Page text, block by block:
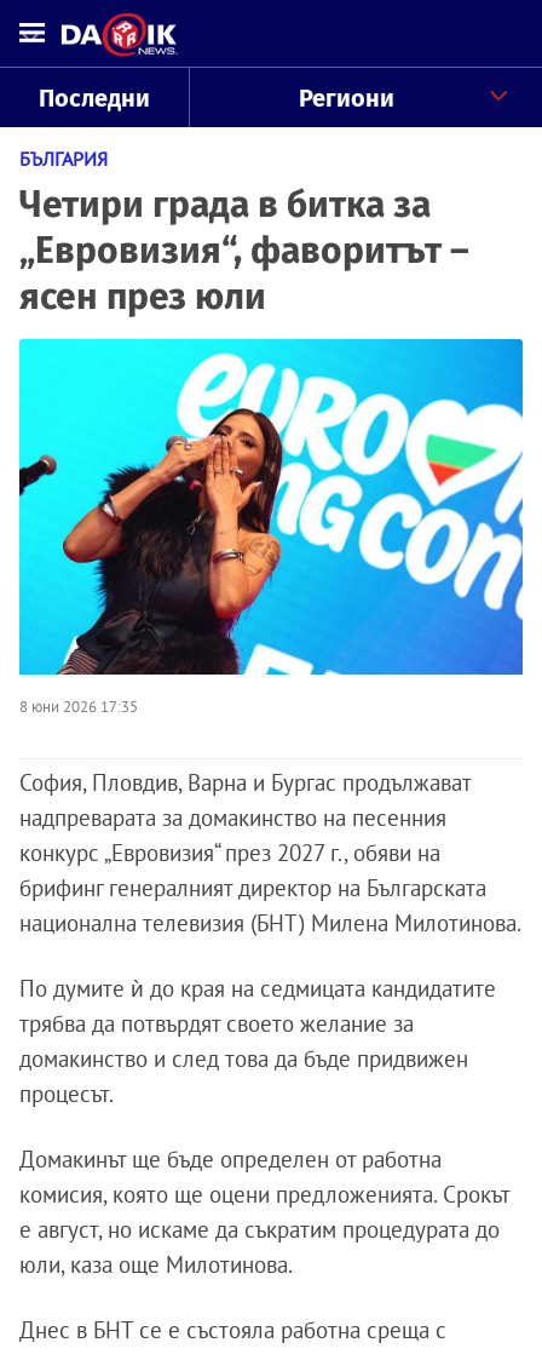
Последни Региони
БЪЛГАРИЯ
Четири града в битка за
„Евровизия“, фаворитът –
ясен през юли
8 юни 2026 17:35
София, Пловдив, Варна и Бургас продължават
надпреварата за домакинство на песенния
конкурс „Евровизия“ през 2027 г., обяви на
брифинг генералният директор на Българската
национална телевизия (БНТ) Милена Милотинова.
По думите ѝ до края на седмицата кандидатите
трябва да потвърдят своето желание за
домакинство и след това да бъде придвижен
процесът.
Домакинът ще бъде определен от работна
комисия, която ще оцени предложенията. Срокът
е август, но искаме да съкратим процедурата до
юли, каза още Милотинова.
Днес в БНТ се е състояла работна среща с